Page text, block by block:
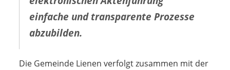
einfache und transparente Prozesse
abzubilden.
Die Gemeinde Lienen verfolgt zusammen mit der